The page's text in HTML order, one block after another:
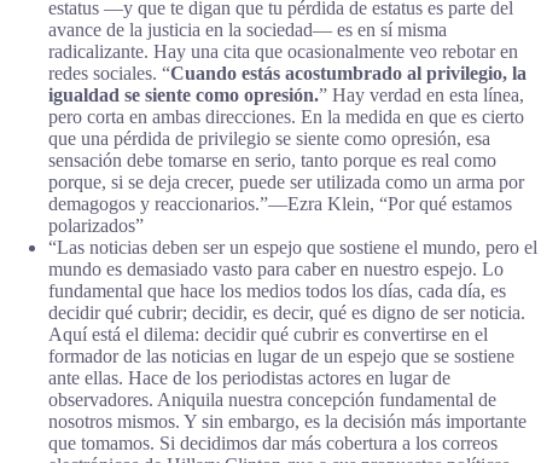
estatus —y que te digan que tu pérdida de estatus es parte del
avance de la justicia en la sociedad— es en sí misma
radicalizante. Hay una cita que ocasionalmente veo rebotar en
redes sociales. “Cuando estás acostumbrado al privilegio, la
igualdad se siente como opresión.” Hay verdad en esta línea,
pero corta en ambas direcciones. En la medida en que es cierto
que una pérdida de privilegio se siente como opresión, esa
sensación debe tomarse en serio, tanto porque es real como
porque, si se deja crecer, puede ser utilizada como un arma por
demagogos y reaccionarios.”―Ezra Klein, “Por qué estamos
polarizados”
“Las noticias deben ser un espejo que sostiene el mundo, pero el
mundo es demasiado vasto para caber en nuestro espejo. Lo
fundamental que hace los medios todos los días, cada día, es
decidir qué cubrir; decidir, es decir, qué es digno de ser noticia.
Aquí está el dilema: decidir qué cubrir es convertirse en el
formador de las noticias en lugar de un espejo que se sostiene
ante ellas. Hace de los periodistas actores en lugar de
observadores. Aniquila nuestra concepción fundamental de
nosotros mismos. Y sin embargo, es la decisión más importante
que tomamos. Si decidimos dar más cobertura a los correos